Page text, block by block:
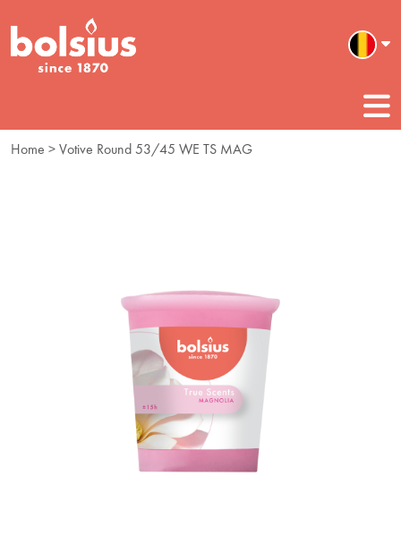
Home > Votive Round 53/45 WE TS MAG